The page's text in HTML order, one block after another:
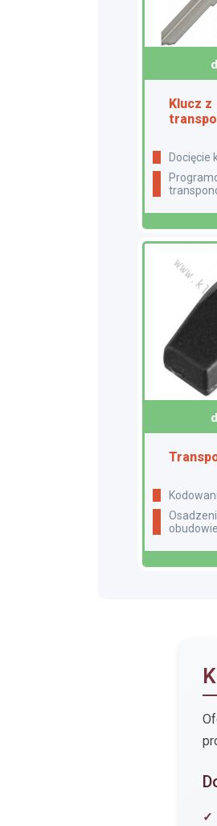
Klucz z
docięcie
programowanie
Osadzenie transpondera w